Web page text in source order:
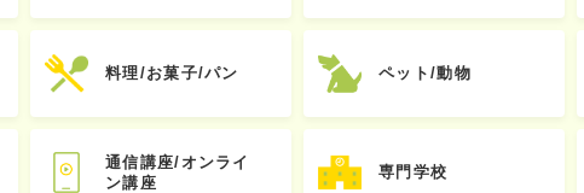
料理/お菓子/パン ペット/動物
通信講座/オンライ
ン講座
専門学校